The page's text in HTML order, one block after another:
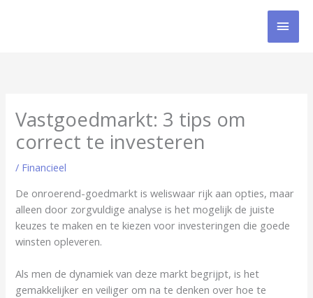
Vastgoedmarkt: 3 tips om
correct te investeren
/ Financieel
De onroerend-goedmarkt is weliswaar rijk aan opties, maar
alleen door zorgvuldige analyse is het mogelijk de juiste
keuzes te maken en te kiezen voor investeringen die goede
winsten opleveren.
Als men de dynamiek van deze markt begrijpt, is het
gemakkelijker en veiliger om na te denken over hoe te